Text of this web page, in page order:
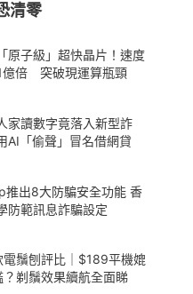
清零
原子級」超快晶片！速度
億倍 突破現運算瓶頸
家讀數字竟落入新型詐
AI「偷聲」冒名借網貸
推出8大防騙安全功能 香
防範訊息詐騙設定
鬚刨評比｜$189平機媲
剃鬚效果續航全面睇